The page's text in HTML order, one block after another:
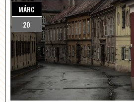
MÁRC
20